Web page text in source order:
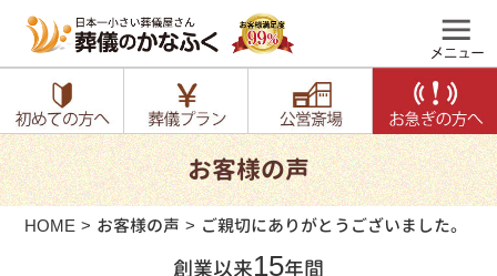
お客様の声
HOME お客様の声 ご親切にありがとうございました。
創業以来15年間